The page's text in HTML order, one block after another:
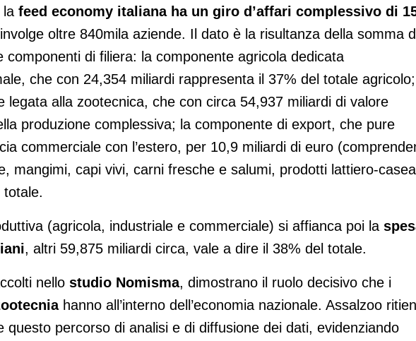
la feed economy italiana ha un giro d’affari complessivo di
oltre 840mila aziende. Il dato è la risultanza della somma
componenti di filiera: la componente agricola dedicata
che con 24,354 miliardi rappresenta il 37% del totale
legata alla zootecnica, che con circa 54,937 miliardi di valore
produzione complessiva; la componente di export, che pure
commerciale con l’estero, per 10,9 miliardi di euro
mangimi, capi vivi, carni fresche e salumi, prodotti lattiero-
totale.
(agricola, industriale e commerciale) si affianca poi la
, altri 59,875 miliardi circa, vale a dire il 38% del totale.
nello studio Nomisma, dimostrano il ruolo decisivo che i
hanno all’interno dell’economia nazionale. Assalzoo
questo percorso di analisi e di diffusione dei dati, evidenziando